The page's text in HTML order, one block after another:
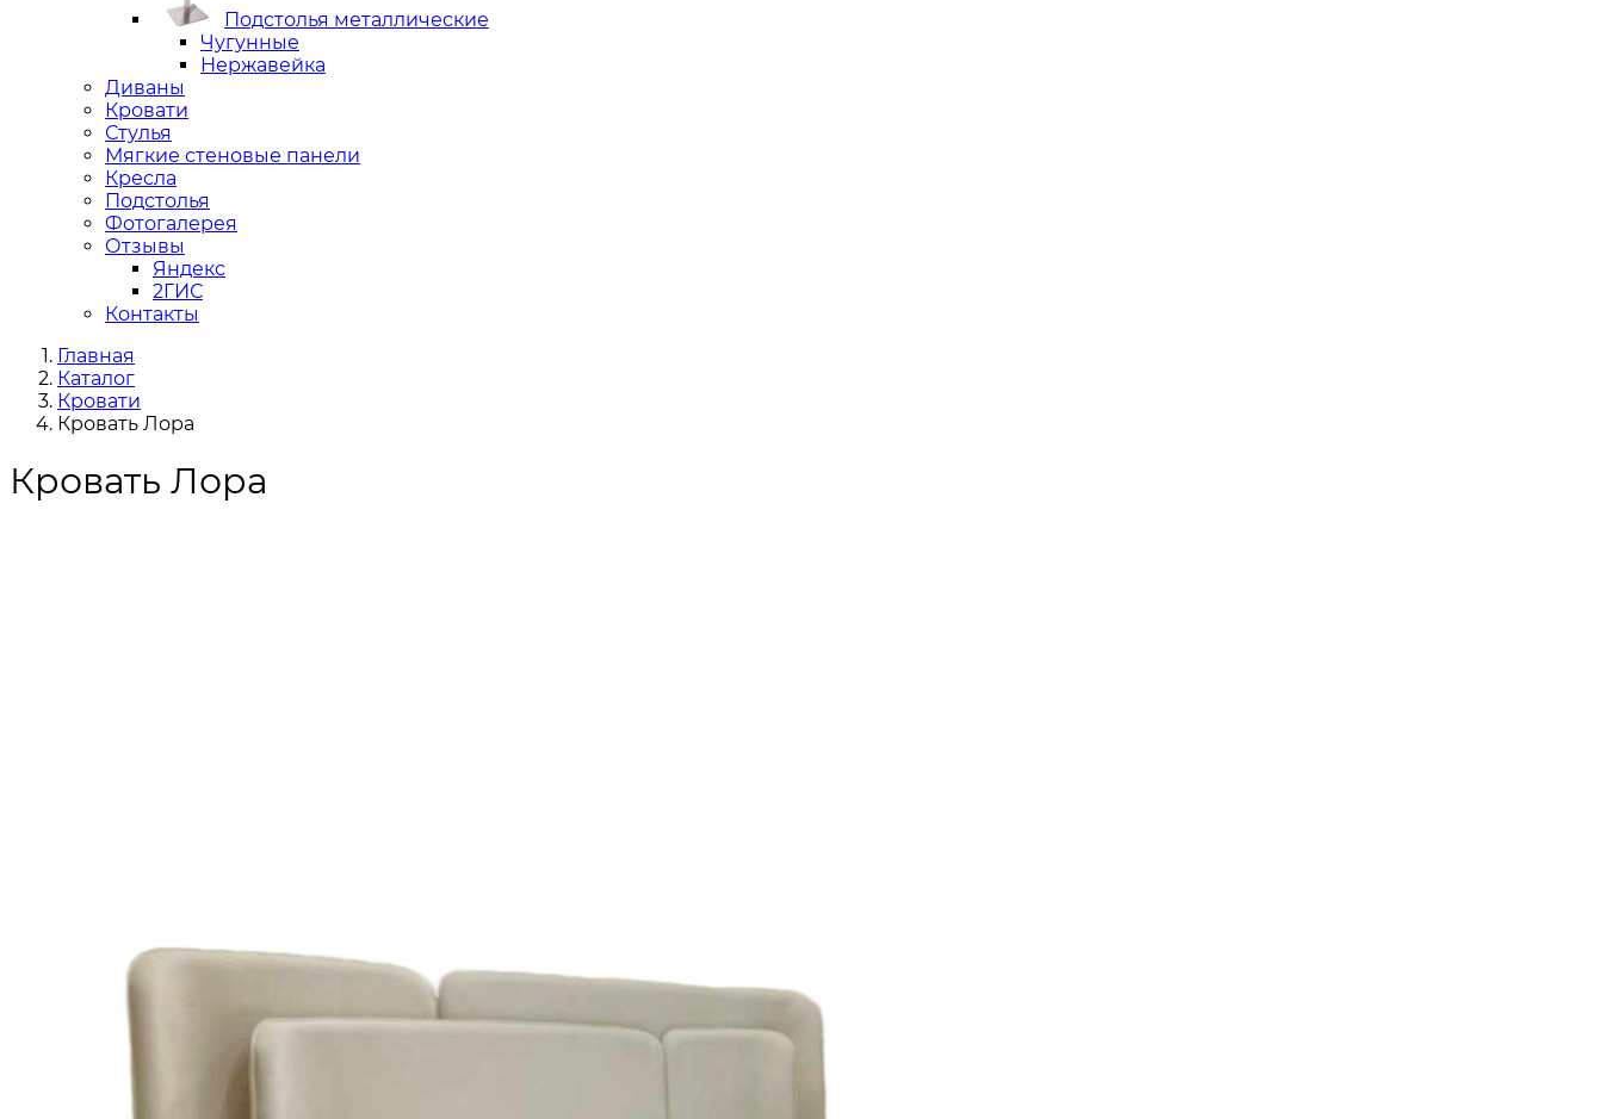
Подстолья металлические
Чугунные
Нержавейка
Диваны
Кровати
Стулья
Мягкие стеновые панели
Кресла
Подстолья
Фотогалерея
Отзывы
Яндекс
2ГИС
Контакты
Главная
Каталог
Кровати
Кровать Лора
Кровать Лора